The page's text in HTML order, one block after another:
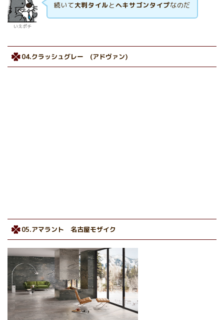
いえポチ
続いて大判タイルとヘキサゴンタイプなのだ
04.クラッシュグレー (アドヴァン)
05.アマラント 名古屋モザイク